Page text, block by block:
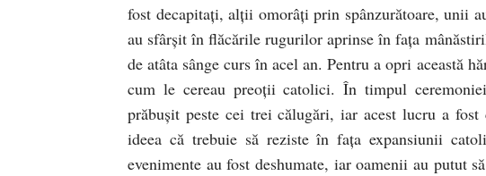
fost decapitaţi, alţii omorâţi prin spânzurătoare, unii
au sfârşit în flăcările rugurilor aprinse în faţa
de atâta sânge curs în acel an. Pentru a opri această
cum le cereau preoţii catolici. În timpul
prăbuşit peste cei trei călugări, iar acest lucru a
ideea că trebuie să reziste în faţa expansiunii
evenimente au fost deshumate, iar oamenii au putut